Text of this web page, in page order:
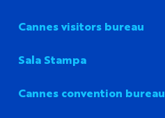
Cannes visitors bureau
Sala Stampa
Cannes convention bureau